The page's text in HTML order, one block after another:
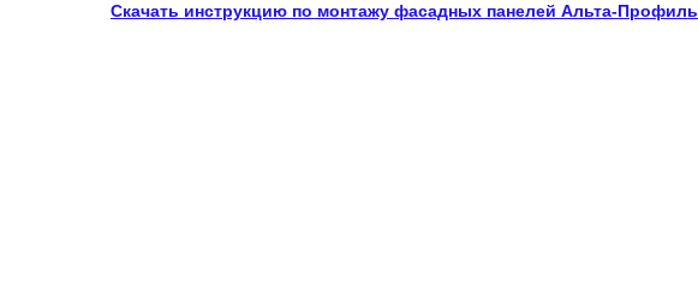
Скачать инструкцию по монтажу фасадных панелей Альта-Профиль